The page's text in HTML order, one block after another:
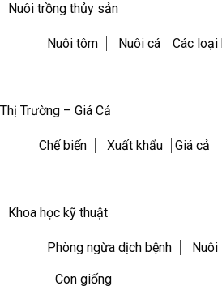
Nuôi trồng thủy sản
Nuôi tôm Nuôi cá Các loại
Thị Trường – Giá Cả
Chế biến Xuất khẩu Giá cả
Khoa học kỹ thuật
Phòng ngừa dịch bệnh Nuôi
Con giống